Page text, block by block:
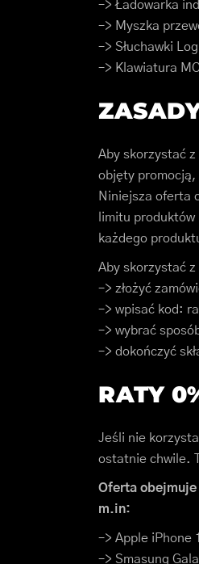
–> Ładowarka
–> Myszka
–> Słuchawki
–> Klawiatura
Aby skorzystać
objęty promocją,
Niniejsza oferta
limitu
każdego
Aby skorzystać
–> złożyć
–> wpisać kod:
–> wybrać
–> dokończyć
RATY
Jeśli nie
ostatnie chwile.
Oferta
m.in:
–> Apple iPhone
–> Smasung